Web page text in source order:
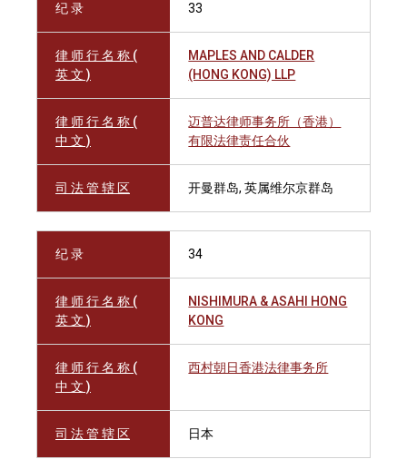
纪 录 33
律 师 行 名 称 (
英 文 )
MAPLES AND CALDER
(HONG KONG) LLP
律 师 行 名 称 (
中 文 )
迈普达律师事务所（香港）
有限法律责任合伙
司 法 管 辖 区 开曼群岛, 英属维尔京群岛
纪 录 34
律 师 行 名 称 (
英 文 )
NISHIMURA & ASAHI HONG
KONG
律 师 行 名 称 (
中 文 )
西村朝日香港法律事务所
司 法 管 辖 区 日本